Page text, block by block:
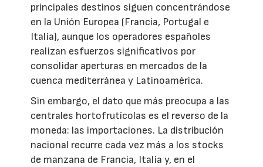
principales destinos siguen concentrándose
en la Unión Europea (Francia, Portugal e
Italia), aunque los operadores españoles
realizan esfuerzos significativos por
consolidar aperturas en mercados de la
cuenca mediterránea y Latinoamérica.
Sin embargo, el dato que más preocupa a las
centrales hortofrutícolas es el reverso de la
moneda: las importaciones. La distribución
nacional recurre cada vez más a los stocks
de manzana de Francia, Italia y, en el